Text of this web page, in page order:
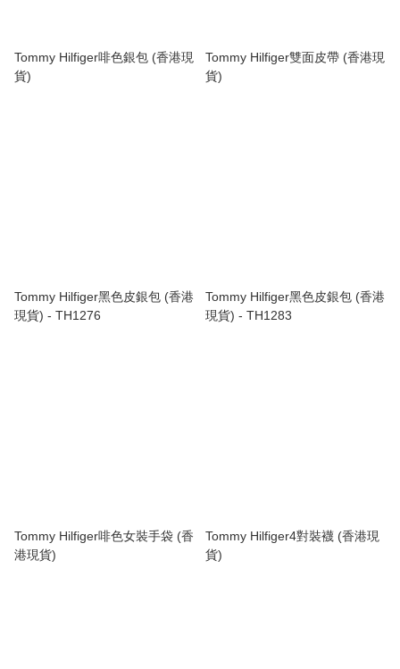
Tommy Hilfiger啡色銀包 (香港現
貨)
Tommy Hilfiger雙面皮帶 (香港現
貨)
Tommy Hilfiger黑色皮銀包 (香港
現貨) - TH1276
Tommy Hilfiger黑色皮銀包 (香港
現貨) - TH1283
Tommy Hilfiger啡色女裝手袋 (香
港現貨)
Tommy Hilfiger4對裝襪 (香港現
貨)